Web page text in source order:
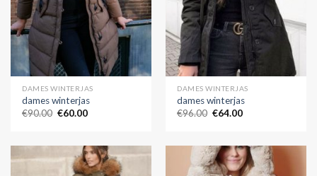
DAMES WINTERJAS
dames winterjas
€90.00 €60.00
DAMES WINTERJAS
dames winterjas
€96.00 €64.00